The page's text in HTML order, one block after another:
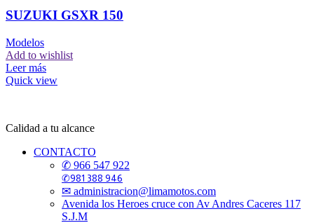
SUZUKI GSXR 150
Modelos
Add to wishlist
Leer más
Quick view
Calidad a tu alcance
CONTACTO
✆ 966 547 922
✆981 388 946
✉ administracion@limamotos.com
Avenida los Heroes cruce con Av Andres Caceres 117
S.J.M